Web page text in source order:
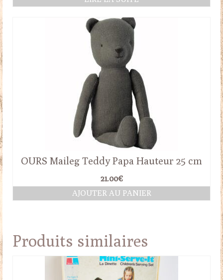
OURS Maileg Teddy Papa Hauteur 25 cm
21.00€
AJOUTER AU PANIER
Produits similaires